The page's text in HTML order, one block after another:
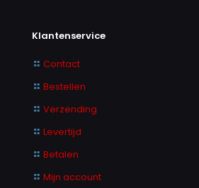
Klantenservice
Contact
Bestellen
Verzending
Levertijd
Betalen
Mijn account